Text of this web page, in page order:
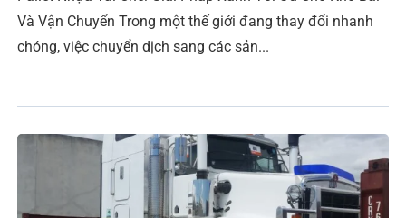
Và Vận Chuyển Trong một thế giới đang thay đổi nhanh
chóng, việc chuyển dịch sang các sản...